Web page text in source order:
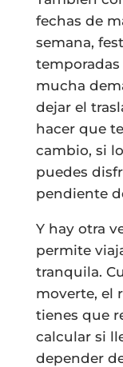
fechas de
semana,
mucha
dejar el
hacer que
cambio, si
puedes
pendiente
Y hay otra
permite
tranquila.
moverte, el
tienes que
calcular si
depender